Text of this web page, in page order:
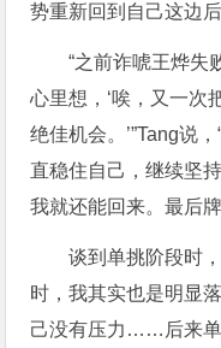
势重新回到自己这边
“之前诈唬王烨失
心里想，‘唉，又一次
绝佳机会。’”Tang说
直稳住自己，继续坚
我就还能回来。最后
谈到单挑阶段时
时，我其实也是明显
己没有压力……后来单